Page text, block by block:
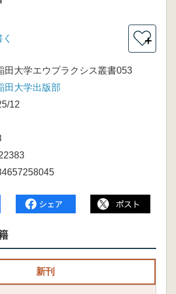
＋
田大学エウプラクシス叢書053
田大学出版部
12
新刊